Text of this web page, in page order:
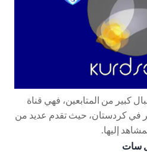
كبير من المتابعين، فهي قناة
في كردستان، حيث تقدم عديد من
إليها.
سات